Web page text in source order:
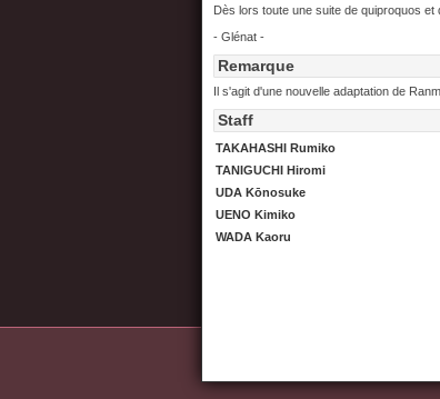
Dès lors toute une suite de quiproquos et
- Glénat -
Remarque
Il s'agit d'une nouvelle adaptation de
Staff
TAKAHASHI Rumiko
TANIGUCHI Hiromi
UDA Kōnosuke
UENO Kimiko
WADA Kaoru